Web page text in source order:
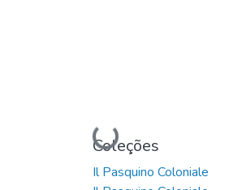
Carregando...
Coleções
Il Pasquino Coloniale